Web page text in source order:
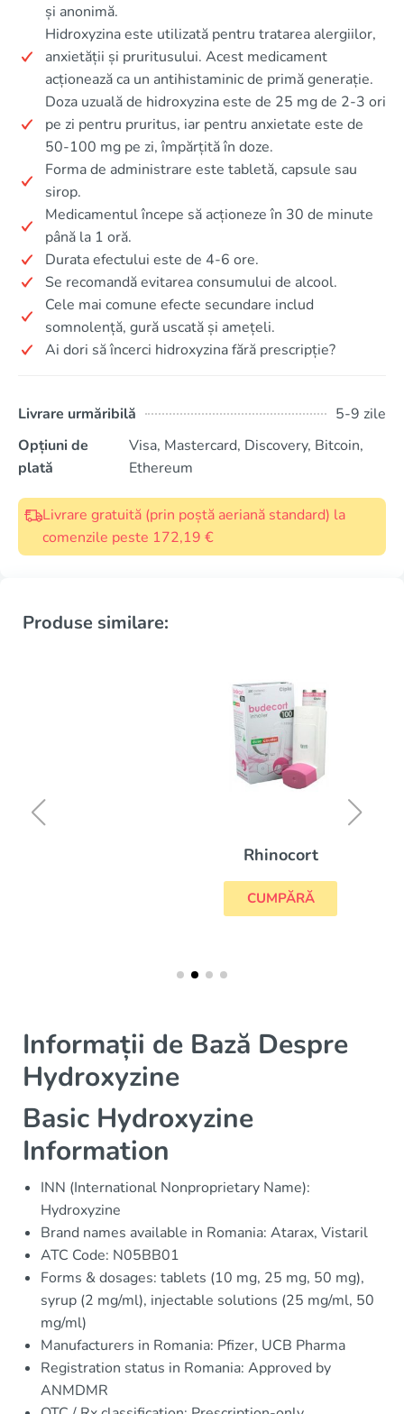
și anonimă.
Hidroxyzina este utilizată pentru tratarea alergiilor,
anxietății și pruritusului. Acest medicament
acționează ca un antihistaminic de primă generație.
Doza uzuală de hidroxyzina este de 25 mg de 2-3 ori
pe zi pentru pruritus, iar pentru anxietate este de
50-100 mg pe zi, împărțită în doze.
Forma de administrare este tabletă, capsule sau
sirop.
Medicamentul începe să acționeze în 30 de minute
până la 1 oră.
Durata efectului este de 4-6 ore.
Se recomandă evitarea consumului de alcool.
Cele mai comune efecte secundare includ
somnolență, gură uscată și amețeli.
Ai dori să încerci hidroxyzina fără prescripție?
Livrare urmăribilă
5-9 zile
Opțiuni de
plată
Visa, Mastercard, Discovery, Bitcoin,
Ethereum
Livrare gratuită (prin poștă aeriană standard) la
comenzile peste 172,19 €
Produse similare:
Informații de Bază Despre
Hydroxyzine
Basic Hydroxyzine
Information
INN (International Nonproprietary Name):
Hydroxyzine
Brand names available in Romania: Atarax, Vistaril
ATC Code: N05BB01
Forms & dosages: tablets (10 mg, 25 mg, 50 mg),
syrup (2 mg/ml), injectable solutions (25 mg/ml, 50
mg/ml)
Manufacturers in Romania: Pfizer, UCB Pharma
Registration status in Romania: Approved by
ANMDMR